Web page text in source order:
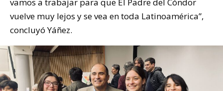
vuelve muy lejos y se vea en toda Latinoamérica”,
concluyó Yáñez.